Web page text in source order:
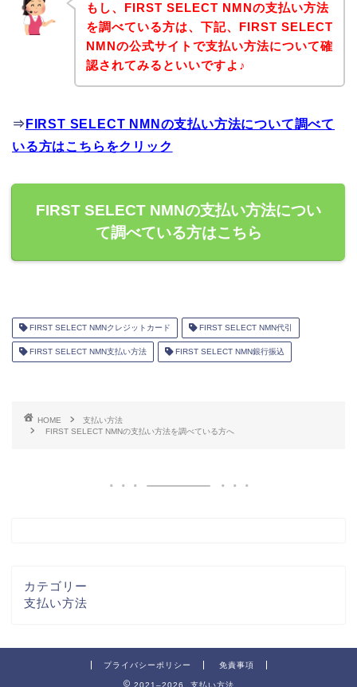
もし、FIRST SELECT NMNの支払い方法
を調べている方は、下記、FIRST SELECT
NMNの公式サイトで支払い方法について確
認されてみるといいですよ♪
⇒ FIRST SELECT NMNの支払い方法について調べて
いる方はこちらをクリック
FIRST SELECT NMNの支払い方法につい
て調べている方はこちら
FIRST SELECT NMNクレジットカード FIRST SELECT NMN代引
FIRST SELECT NMN支払い方法 FIRST SELECT NMN銀行振込
HOME
支払い方法
FIRST SELECT NMNの支払い方法を調べている方へ
カテゴリー
支払い方法
プライバシーポリシー 免責事項
2021–2026 支払い方法